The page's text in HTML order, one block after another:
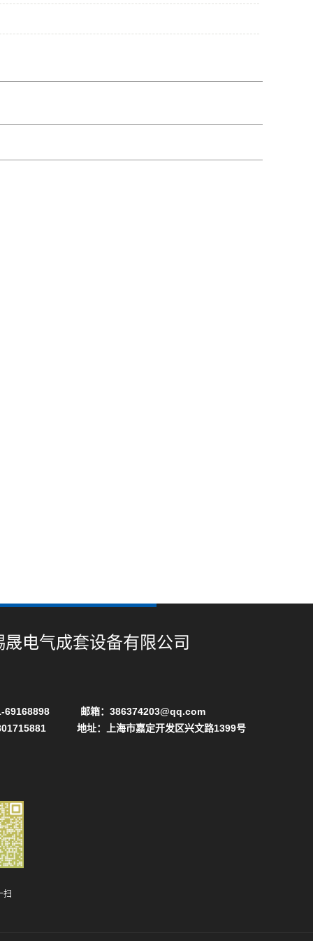
晟电气成套设备有限公司
69168898 邮箱：386374203@qq.com
地址：上海市嘉定开发区兴文路1399号
扫